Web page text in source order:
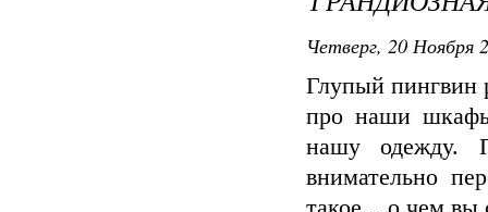
Четверг, 20 Ноября
Глупый пингвин
про наши
нашу одежду.
внимательно